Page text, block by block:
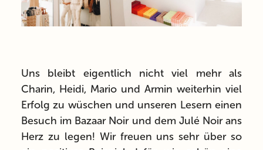
Uns bleibt eigentlich nicht viel mehr als
Charin, Heidi, Mario und Armin weiterhin viel
Erfolg zu wüschen und unseren Lesern einen
Besuch im Bazaar Noir und dem Julé Noir ans
Herz zu legen! Wir freuen uns sehr über so